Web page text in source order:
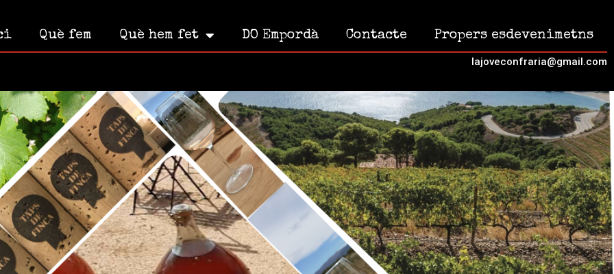
Què fem Què hem fet DO Empordà Contacte Propers esdevenimetns
lajoveconfraria@gmail.com